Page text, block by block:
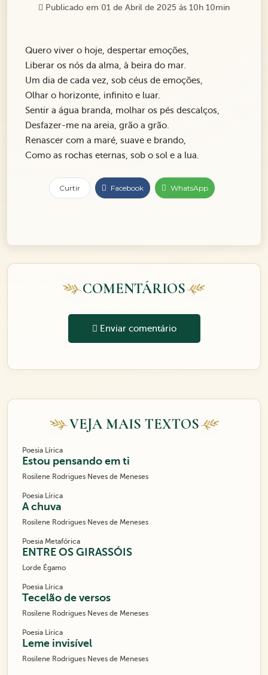
Publicado em 01 de Abril de 2025 ás 10h 10min
Quero viver o hoje, despertar emoções,
Liberar os nós da alma, à beira do mar.
Um dia de cada vez, sob céus de emoções,
Olhar o horizonte, infinito e luar.
Sentir a água branda, molhar os pés descalços,
Desfazer-me na areia, grão a grão.
Renascer com a maré, suave e brando,
Como as rochas eternas, sob o sol e a lua.
Curtir Facebook WhatsApp
COMENTÁRIOS
Enviar comentário
VEJA MAIS TEXTOS
Poesia Lírica
Estou pensando em ti
Rosilene Rodrigues Neves de Meneses
Poesia Lírica
A chuva
Rosilene Rodrigues Neves de Meneses
Poesia Metafórica
ENTRE OS GIRASSÓIS
Lorde Égamo
Poesia Lírica
Tecelão de versos
Rosilene Rodrigues Neves de Meneses
Poesia Lírica
Leme invisível
Rosilene Rodrigues Neves de Meneses